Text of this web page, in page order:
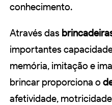
conhecimento.
Através das
importantes
memória, imitação e
brincar proporciona o
afetividade,